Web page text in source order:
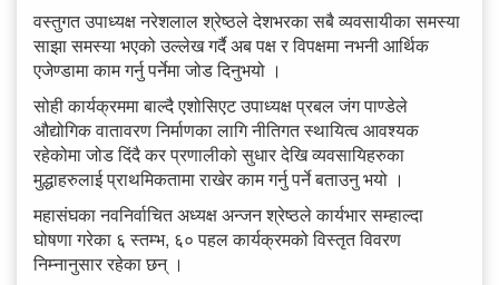
वस्तुगत उपाध्यक्ष नरेशलाल श्रेष्ठले देशभरका सबै व्यवसायीका समस्या
साझा समस्या भएको उल्लेख गर्दै अब पक्ष र विपक्षमा नभनी आर्थिक
एजेण्डामा काम गर्नु पर्नेमा जोड दिनुभयो ।
सोही कार्यक्रममा बाल्दै एशोसिएट उपाध्यक्ष प्रबल जंग पाण्डेले
औद्योगिक वातावरण निर्माणका लागि नीतिगत स्थायित्व आवश्यक
रहेकोमा जोड दिंदै कर प्रणालीको सुधार देखि व्यवसायिहरुका
मुद्धाहरुलाई प्राथमिकतामा राखेर काम गर्नु पर्ने बताउनु भयो ।
महासंघका नवनिर्वाचित अध्यक्ष अन्जन श्रेष्ठले कार्यभार सम्हाल्दा
घोषणा गरेका ६ स्तम्भ, ६० पहल कार्यक्रमको विस्तृत विवरण
निम्नानुसार रहेका छन् ।